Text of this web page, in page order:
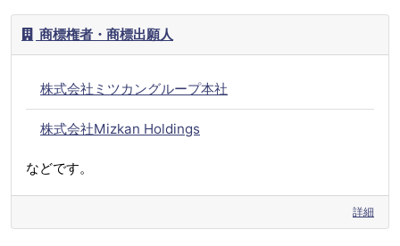
商標権者・商標出願人
株式会社ミツカングループ本社
株式会社Mizkan Holdings
などです。
詳細